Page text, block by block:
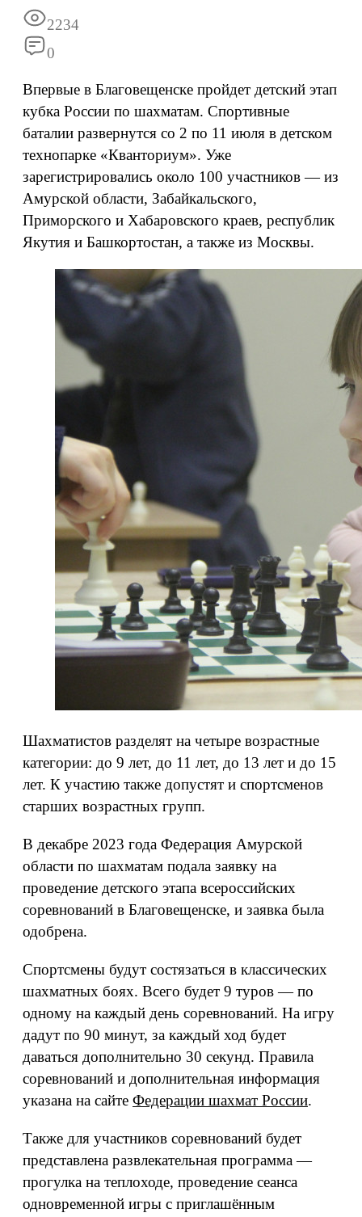
2234
0
Впервые в Благовещенске пройдет детский этап
кубка России по шахматам. Спортивные
баталии развернутся со 2 по 11 июля в детском
технопарке «Кванториум». Уже
зарегистрировались около 100 участников — из
Амурской области, Забайкальского,
Приморского и Хабаровского краев, республик
Якутия и Башкортостан, а также из Москвы.
Шахматистов разделят на четыре возрастные
категории: до 9 лет, до 11 лет, до 13 лет и до 15
лет. К участию также допустят и спортсменов
старших возрастных групп.
В декабре 2023 года Федерация Амурской
области по шахматам подала заявку на
проведение детского этапа всероссийских
соревнований в Благовещенске, и заявка была
одобрена.
Спортсмены будут состязаться в классических
шахматных боях. Всего будет 9 туров — по
одному на каждый день соревнований. На игру
дадут по 90 минут, за каждый ход будет
даваться дополнительно 30 секунд. Правила
соревнований и дополнительная информация
указана на сайте Федерации шахмат России.
Также для участников соревнований будет
представлена развлекательная программа —
прогулка на теплоходе, проведение сеанса
одновременной игры с приглашённым